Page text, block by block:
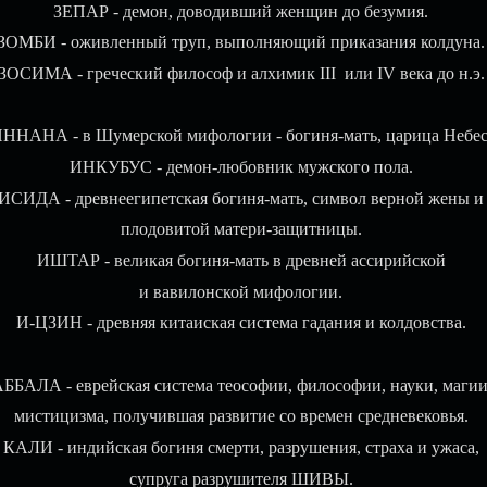
ЗЕПАР - демон, доводивший женщин до безумия.
- оживленный труп, выполняющий приказания колдуна.
- греческий философ и алхимик III или IV века до н.э.
- в Шумерской мифологии - богиня-мать, царица
ИНКУБУС - демон-любовник мужского пола.
- древнеегипетская богиня-мать, символ верной жены и
плодовитой матери-защитницы.
ИШТАР - великая богиня-мать в древней ассирийской
и вавилонской мифологии.
И-ЦЗИН - древняя китаиская система гадания и колдовства.
- еврейская система теософии, философии, науки,
мистицизма, получившая развитие со времен средневековья.
КАЛИ - индийская богиня смерти, разрушения, страха и ужаса,
супруга разрушителя ШИВЫ.